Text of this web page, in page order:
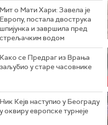
Мит о Мати Хари: Завела је
Европу, постала двострука
шпијунка и завршила пред
стрељачким водом
Како се Предраг из Врања
заљубио у старе часовнике
Ник Кејв наступио у Београду
у оквиру европске турнеје